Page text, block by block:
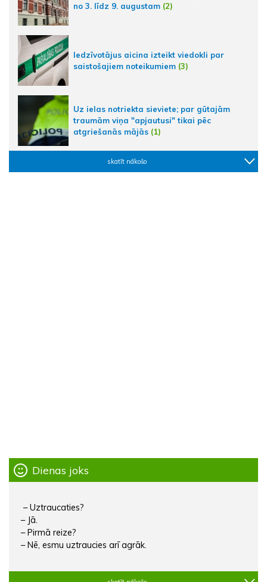
no 3. līdz 9. augustam (2)
Iedzīvotājus aicina izteikt viedokli par
saistošajiem noteikumiem (3)
Uz ielas notriekta sieviete; par gūtajām
traumām viņa "apjautusi" tikai pēc
atgriešanās mājās (1)
skatīt nākošo
Dienas joks
– Uztraucaties?
– Jā.
– Pirmā reize?
– Nē, esmu uztraucies arī agrāk.